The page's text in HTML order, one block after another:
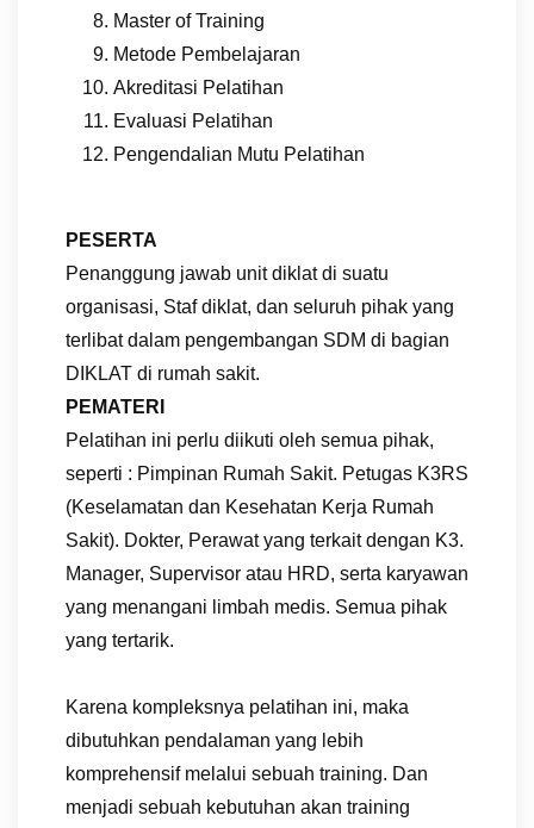
Master of Training
Metode Pembelajaran
Akreditasi Pelatihan
Evaluasi Pelatihan
Pengendalian Mutu Pelatihan
PESERTA
Penanggung jawab unit diklat di suatu
organisasi, Staf diklat, dan seluruh pihak yang
terlibat dalam pengembangan SDM di bagian
DIKLAT di rumah sakit.
PEMATERI
Pelatihan ini perlu diikuti oleh semua pihak,
seperti : Pimpinan Rumah Sakit. Petugas K3RS
(Keselamatan dan Kesehatan Kerja Rumah
Sakit). Dokter, Perawat yang terkait dengan K3.
Manager, Supervisor atau HRD, serta karyawan
yang menangani limbah medis. Semua pihak
yang tertarik.
Karena kompleksnya pelatihan ini, maka
dibutuhkan pendalaman yang lebih
komprehensif melalui sebuah training. Dan
menjadi sebuah kebutuhan akan training